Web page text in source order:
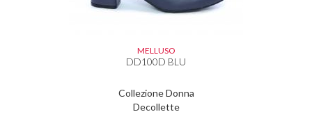
MELLUSO
DD100D BLU
Collezione Donna
Decollette